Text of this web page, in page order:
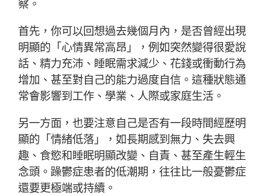
首先，你可以回想過去幾個月內，是否曾經出現
明顯的「心情異常高昂」，例如突然變得很愛說
話、精力充沛、睡眠需求減少、花錢或衝動行為
增加、甚至對自己的能力過度自信。這種狀態通
常會影響到工作、學業、人際或家庭生活。
另一方面，也要注意自己是否有一段時間經歷明
顯的「情緒低落」，如長期感到無力、失去興
趣、食慾和睡眠明顯改變、自責、甚至產生輕生
念頭。躁鬱症患者的低潮期，往往比一般憂鬱症
還要更極端或持續。